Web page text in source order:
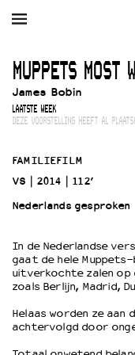
AGENDA FILM MUZIEK
Winkelmandje
Zoek
Openingstijden &
Bereikbaarheid
Kaartverkoop
EDUCATIE
Schoolvoorstellingen
Filmprogramma’s VO/
Speciale
MUPPETS MOST
James Bobin
LAATSTE WEEK
DEZE VOORSTELLING HEEFT AL
FAMILIEFILM
VS
2014
112’
Nederlands gesproken
In de Nederlandse
gaat de hele
uitverkochte zalen op
zoals Berlijn, Madrid,
Helaas worden ze aan
achtervolgd door